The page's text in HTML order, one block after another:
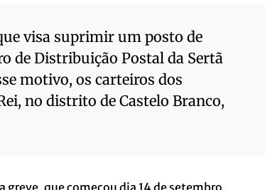
visa suprimir um posto de
de Distribuição Postal da Sertã
motivo, os carteiros dos
no distrito de Castelo Branco,
greve, que começou dia 14 de setembro,